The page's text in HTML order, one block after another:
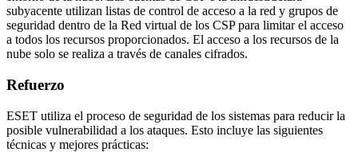
subyacente utilizan listas de control de acceso a la red y grupos de
seguridad dentro de la Red virtual de los CSP para limitar el acceso
a todos los recursos proporcionados. El acceso a los recursos de la
nube solo se realiza a través de canales cifrados.
Refuerzo
ESET utiliza el proceso de seguridad de los sistemas para reducir la
posible vulnerabilidad a los ataques. Esto incluye las siguientes
técnicas y mejores prácticas: